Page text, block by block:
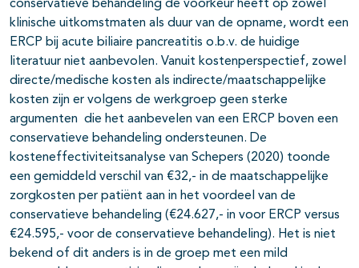
conservatieve behandeling de voorkeur heeft op zowel
klinische uitkomstmaten als duur van de opname, wordt een
ERCP bij acute biliaire pancreatitis o.b.v. de huidige
literatuur niet aanbevolen. Vanuit kostenperspectief, zowel
directe/medische kosten als indirecte/maatschappelijke
kosten zijn er volgens de werkgroep geen sterke
argumenten die het aanbevelen van een ERCP boven een
conservatieve behandeling ondersteunen. De
kosteneffectiviteitsanalyse van Schepers (2020) toonde
een gemiddeld verschil van €32,- in de maatschappelijke
zorgkosten per patiënt aan in het voordeel van de
conservatieve behandeling (€24.627,- in voor ERCP versus
€24.595,- voor de conservatieve behandeling). Het is niet
bekend of dit anders is in de groep met een mild